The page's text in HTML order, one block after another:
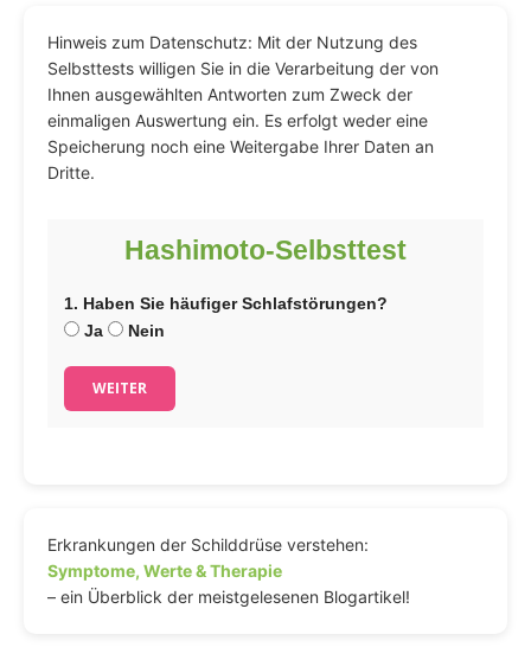
Hinweis zum Datenschutz: Mit der Nutzung des
Selbsttests willigen Sie in die Verarbeitung der von
Ihnen ausgewählten Antworten zum Zweck der
einmaligen Auswertung ein. Es erfolgt weder eine
Speicherung noch eine Weitergabe Ihrer Daten an
Dritte.
Hashimoto-Selbsttest
1. Haben Sie häufiger Schlafstörungen?
Ja
Nein
WEITER
Erkrankungen der Schilddrüse verstehen:
Symptome, Werte & Therapie
– ein Überblick der meistgelesenen Blogartikel!